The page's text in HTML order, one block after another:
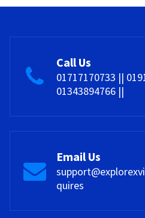
Call Us
01717170733 ||
01343894766 ||
Email Us
quires